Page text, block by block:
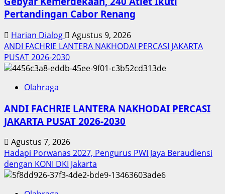
Pertandingan Cabor Renang
Harian Dialog
Agustus 9, 2026
ANDI FACHRIE LANTERA NAKHODAI PERCASI JAKARTA
PUSAT 2026-2030
Olahraga
ANDI FACHRIE LANTERA NAKHODAI PERCASI
JAKARTA PUSAT 2026-2030
Agustus 7, 2026
Hadapi Porwanas 2027, Pengurus PWI Jaya Beraudiensi
dengan KONI DKI Jakarta